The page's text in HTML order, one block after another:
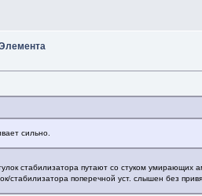
сильно.
стабилизатора путают со стуком
стабилизатора поперечной уст. слышен без